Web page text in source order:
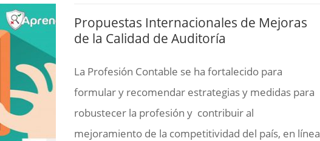
Propuestas Internacionales de Mejoras
de la Calidad de Auditoría
La Profesión Contable se ha fortalecido para
formular y recomendar estrategias y medidas para
robustecer la profesión y contribuir al
mejoramiento de la competitividad del país, en línea